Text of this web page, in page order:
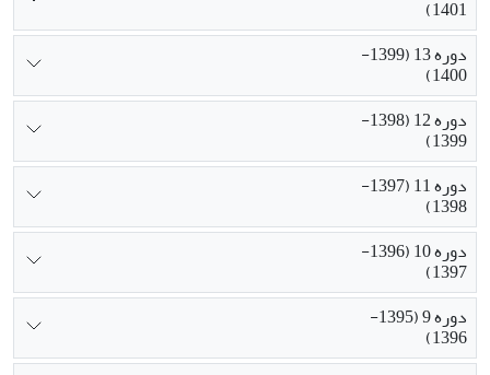
1401)
دوره 13 (1399-
1400)
دوره 12 (1398-
1399)
دوره 11 (1397-
1398)
دوره 10 (1396-
1397)
دوره 9 (1395-
1396)